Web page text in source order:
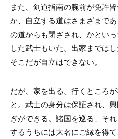
また、剣道指南の腕前が免許
か、自立する道はさまざまで
の道からも閉ざされ、かとい
した武士もいた。出家までは
そこだが自立はできない。
だが、家を出る。行くところ
と。武士の身分は保証され、
ぎができる。諸国を巡る、それ
するうちには大名にご縁を得